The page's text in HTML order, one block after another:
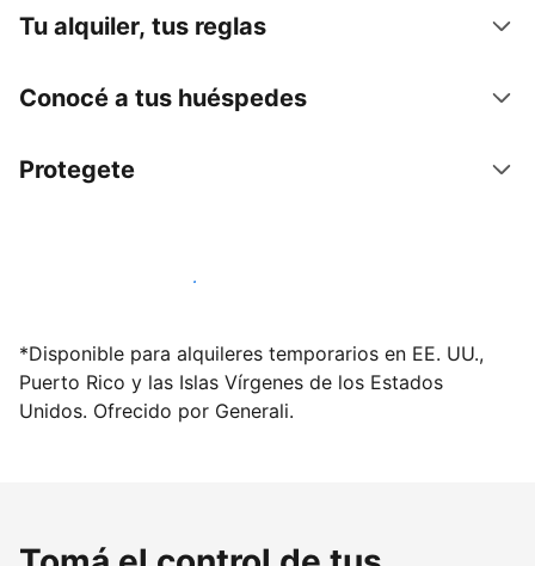
Tu alquiler, tus reglas
Conocé a tus huéspedes
Protegete
Publicá en nuestra plataforma hoy
*Disponible para alquileres temporarios en EE. UU.,
Puerto Rico y las Islas Vírgenes de los Estados
Unidos. Ofrecido por Generali.